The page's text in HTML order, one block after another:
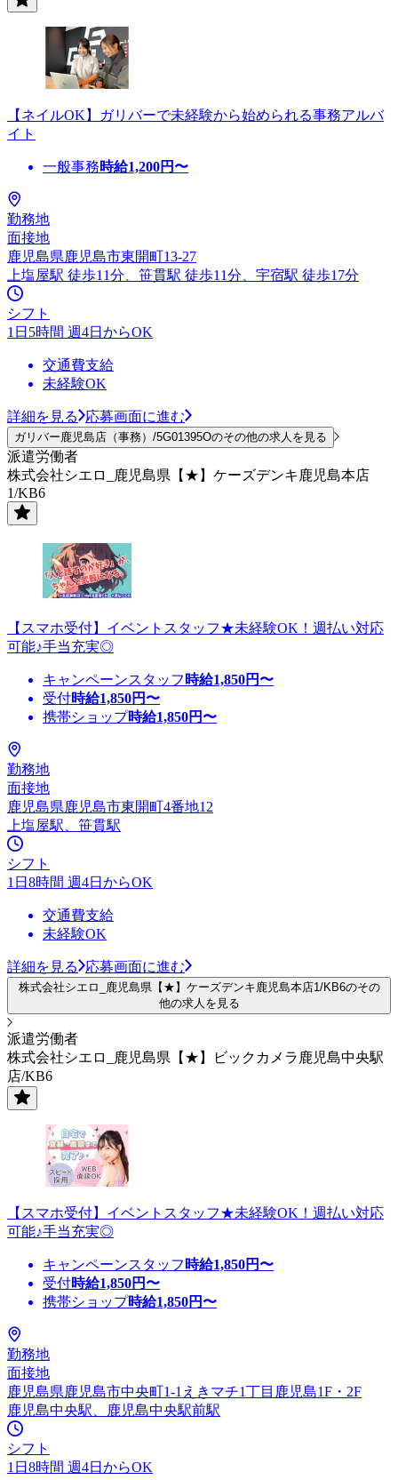
【ネイルOK】ガリバーで未経験から始められる事務アルバ
イト
一般事務時給1,200円〜
勤務地
面接地
鹿児島県鹿児島市東開町13-27
上塩屋駅 徒歩11分、笹貫駅 徒歩11分、宇宿駅 徒歩17分
シフト
1日5時間 週4日からOK
交通費支給
未経験OK
詳細を見る 応募画面に進む
ガリバー鹿児島店（事務）/5G01395Oのその他の求人を見る
派遣労働者
株式会社シエロ_鹿児島県【★】ケーズデンキ鹿児島本店
1/KB6
【スマホ受付】イベントスタッフ★未経験OK！週払い対応
可能♪手当充実◎
キャンペーンスタッフ 時給1,850円〜
受付時給1,850円〜
携帯ショップ時給1,850円〜
勤務地
面接地
鹿児島県鹿児島市東開町4番地12
上塩屋駅、笹貫駅
シフト
1日8時間 週4日からOK
交通費支給
未経験OK
詳細を見る 応募画面に進む
株式会社シエロ_鹿児島県【★】ケーズデンキ鹿児島本店1/KB6のその
他の求人を見る
派遣労働者
株式会社シエロ_鹿児島県【★】ビックカメラ鹿児島中央駅
店/KB6
【スマホ受付】イベントスタッフ★未経験OK！週払い対応
可能♪手当充実◎
キャンペーンスタッフ 時給1,850円〜
受付時給1,850円〜
携帯ショップ時給1,850円〜
勤務地
面接地
鹿児島県鹿児島市中央町1-1えきマチ1丁目鹿児島1F・2F
鹿児島中央駅、鹿児島中央駅前駅
シフト
1日8時間 週4日からOK